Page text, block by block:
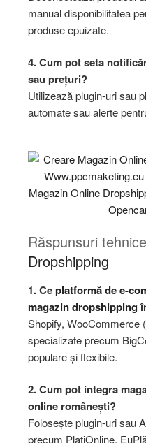
manual disponibilitatea
produse epuizate.
4. Cum pot seta
sau prețuri?
Utilizează plugin-uri sau
automate sau alerte
Răspunsuri
Dropshipping
1. Ceplatformă de e-
magazin dropshipping
Shopify, WooCommerce
specializate precum
populare și flexibile.
2. Cum pot integra
online românești?
Folosește plugin-uri sau
precum PlatiOnline,